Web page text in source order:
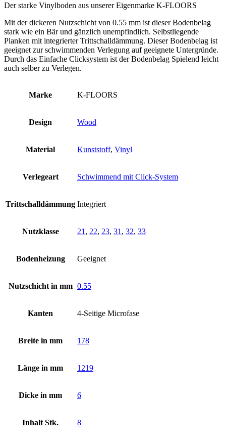
Der starke Vinylboden aus unserer Eigenmarke K-FLOORS
Mit der dickeren Nutzschicht von 0.55 mm ist dieser Bodenbelag
stark wie ein Bär und gänzlich unempfindlich. Selbstliegende
Planken mit integrierter Trittschalldämmung. Dieser Bodenbelag ist
geeignet zur schwimmenden Verlegung auf geeignete Untergründe.
Durch das Einfache Clicksystem ist der Bodenbelag Spielend leicht
auch selber zu Verlegen.
Marke K-FLOORS
Design Wood
Material Kunststoff, Vinyl
Verlegeart Schwimmend mit Click-System
Trittschalldämmung Integriert
Nutzklasse 21 , 22, 23, 31 , 32, 33
Bodenheizung Geeignet
Nutzschicht in mm 0.55
Kanten 4-Seitige Microfase
Breite in mm 178
Länge in mm 1219
Dicke in mm 6
Inhalt Stk. 8